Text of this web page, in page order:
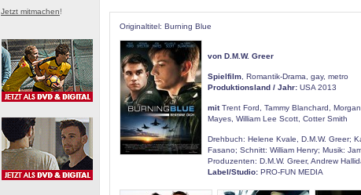
Jetzt mitmachen!
Originaltitel: Burning Blue
von D.M.W. Greer
Spielfilm , Romantik-Drama, gay, metro
Produktionsland / Jahr: USA 2013
mitTrent Ford, Tammy Blanchard,
Mayes, William Lee Scott, Cotter Smith
Drehbuch: Helene Kvale, D.M.W. Greer;
Fasano; Schnitt: William Henry; Musik:
Produzenten: D.M.W. Greer, Andrew
Label/Studio: PRO-FUN MEDIA